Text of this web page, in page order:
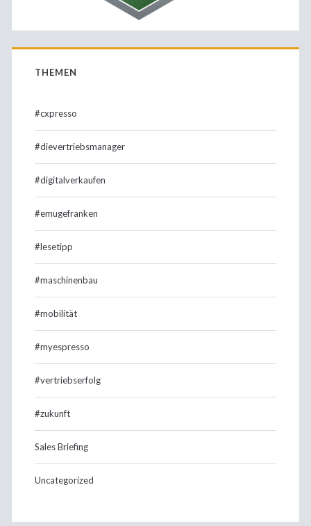
THEMEN
#cxpresso
#dievertriebsmanager
#digitalverkaufen
#emugefranken
#lesetipp
#maschinenbau
#mobilität
#myespresso
#vertriebserfolg
#zukunft
Sales Briefing
Uncategorized